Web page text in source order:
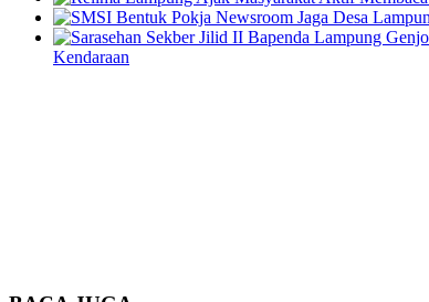
Kendaraan